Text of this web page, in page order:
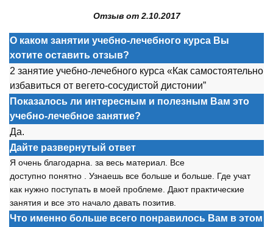
Отзыв от 2.10.2017
О каком занятии учебно-лечебного курса Вы
хотите оставить отзыв?
2 занятие учебно-лечебного курса «Как самостоятельно
избавиться от вегето-сосудистой дистонии”
Показалось ли интересным и полезным Вам это
учебно-лечебное занятие?
Да.
Дайте развернутый ответ
Я очень благодарна. за весь материал. Все
доступно понятно . Узнаешь все больше и больше. Где учат
как нужно поступать в моей проблеме. Дают практические
занятия и все это начало давать позитив.
Что именно больше всего понравилось Вам в этом